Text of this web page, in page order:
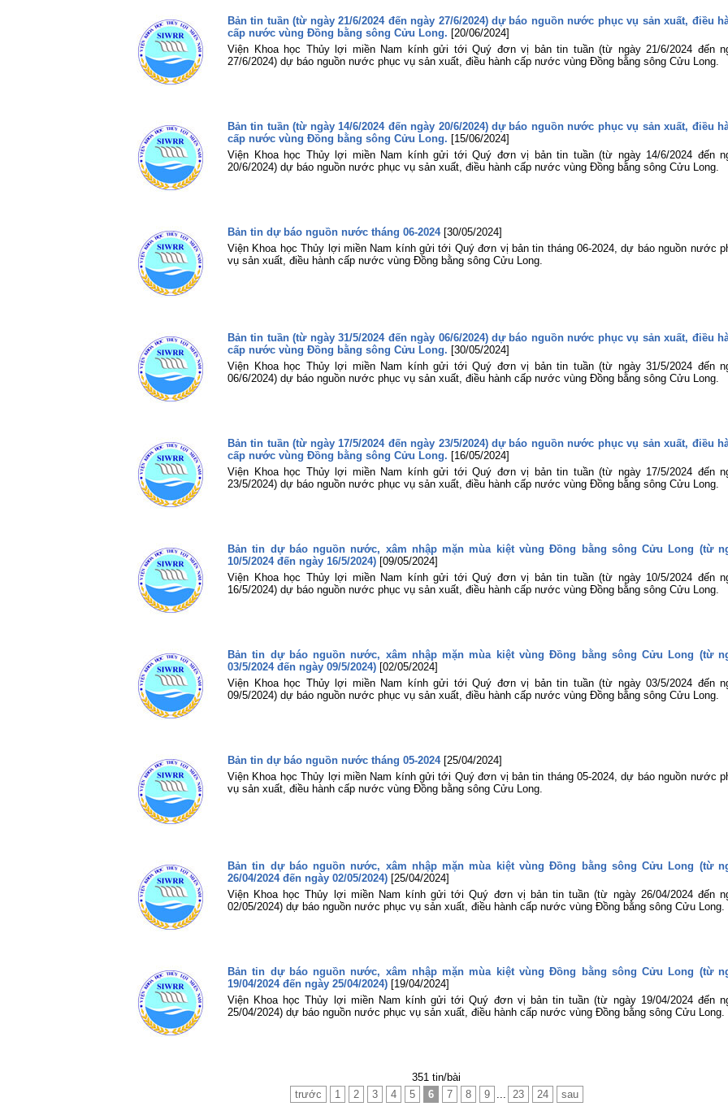
Bản tin tuần (từ ngày 21/6/2024 đến ngày 27/6/2024) dự báo nguồn nước phục vụ sản xuất, điều
cấp nước vùng Đồng bằng sông Cửu Long. [20/06/2024]
Viện Khoa học Thủy lợi miền Nam kính gửi tới Quý đơn vị bản tin tuần (từ ngày 21/6/2024 đến
27/6/2024) dự báo nguồn nước phục vụ sản xuất, điều hành cấp nước vùng Đồng bằng sông Cửu Long.
Bản tin tuần (từ ngày 14/6/2024 đến ngày 20/6/2024) dự báo nguồn nước phục vụ sản xuất, điều
cấp nước vùng Đồng bằng sông Cửu Long. [15/06/2024]
Viện Khoa học Thủy lợi miền Nam kính gửi tới Quý đơn vị bản tin tuần (từ ngày 14/6/2024 đến
20/6/2024) dự báo nguồn nước phục vụ sản xuất, điều hành cấp nước vùng Đồng bằng sông Cửu Long.
Bản tin dự báo nguồn nước tháng 06-2024 [30/05/2024]
Viện Khoa học Thủy lợi miền Nam kính gửi tới Quý đơn vị bản tin tháng 06-2024, dự báo nguồn nước
vụ sản xuất, điều hành cấp nước vùng Đồng bằng sông Cửu Long.
Bản tin tuần (từ ngày 31/5/2024 đến ngày 06/6/2024) dự báo nguồn nước phục vụ sản xuất, điều
cấp nước vùng Đồng bằng sông Cửu Long. [30/05/2024]
Viện Khoa học Thủy lợi miền Nam kính gửi tới Quý đơn vị bản tin tuần (từ ngày 31/5/2024 đến
06/6/2024) dự báo nguồn nước phục vụ sản xuất, điều hành cấp nước vùng Đồng bằng sông Cửu Long.
Bản tin tuần (từ ngày 17/5/2024 đến ngày 23/5/2024) dự báo nguồn nước phục vụ sản xuất, điều
cấp nước vùng Đồng bằng sông Cửu Long. [16/05/2024]
Viện Khoa học Thủy lợi miền Nam kính gửi tới Quý đơn vị bản tin tuần (từ ngày 17/5/2024 đến
23/5/2024) dự báo nguồn nước phục vụ sản xuất, điều hành cấp nước vùng Đồng bằng sông Cửu Long.
Bản tin dự báo nguồn nước, xâm nhập mặn mùa kiệt vùng Đồng bằng sông Cửu Long (từ
10/5/2024 đến ngày 16/5/2024) [09/05/2024]
Viện Khoa học Thủy lợi miền Nam kính gửi tới Quý đơn vị bản tin tuần (từ ngày 10/5/2024 đến
16/5/2024) dự báo nguồn nước phục vụ sản xuất, điều hành cấp nước vùng Đồng bằng sông Cửu Long.
Bản tin dự báo nguồn nước, xâm nhập mặn mùa kiệt vùng Đồng bằng sông Cửu Long (từ
03/5/2024 đến ngày 09/5/2024) [02/05/2024]
Viện Khoa học Thủy lợi miền Nam kính gửi tới Quý đơn vị bản tin tuần (từ ngày 03/5/2024 đến
09/5/2024) dự báo nguồn nước phục vụ sản xuất, điều hành cấp nước vùng Đồng bằng sông Cửu Long.
Bản tin dự báo nguồn nước tháng 05-2024 [25/04/2024]
Viện Khoa học Thủy lợi miền Nam kính gửi tới Quý đơn vị bản tin tháng 05-2024, dự báo nguồn nước
vụ sản xuất, điều hành cấp nước vùng Đồng bằng sông Cửu Long.
Bản tin dự báo nguồn nước, xâm nhập mặn mùa kiệt vùng Đồng bằng sông Cửu Long (từ
26/04/2024 đến ngày 02/05/2024) [25/04/2024]
Viện Khoa học Thủy lợi miền Nam kính gửi tới Quý đơn vị bản tin tuần (từ ngày 26/04/2024 đến
02/05/2024) dự báo nguồn nước phục vụ sản xuất, điều hành cấp nước vùng Đồng bằng sông Cửu Long.
Bản tin dự báo nguồn nước, xâm nhập mặn mùa kiệt vùng Đồng bằng sông Cửu Long (từ
19/04/2024 đến ngày 25/04/2024) [19/04/2024]
Viện Khoa học Thủy lợi miền Nam kính gửi tới Quý đơn vị bản tin tuần (từ ngày 19/04/2024 đến
25/04/2024) dự báo nguồn nước phục vụ sản xuất, điều hành cấp nước vùng Đồng bằng sông Cửu Long.
351 tin/bài
trước
1 2 3 4 5 6 7 8 9 ... 23 24 sau